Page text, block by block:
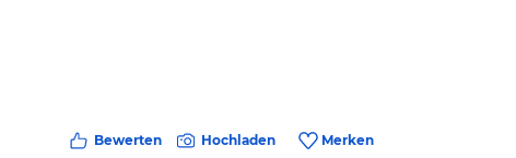
Bewerten Hochladen Merken